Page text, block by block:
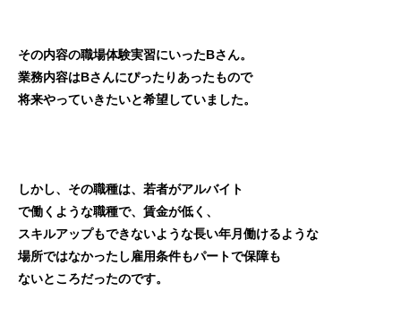
その内容の職場体験実習にいったBさん。
業務内容はBさんにぴったりあったもので
将来やっていきたいと希望していました。
しかし、その職種は、若者がアルバイト
で働くような職種で、賃金が低く、
スキルアップもできないような長い年月働けるような
場所ではなかったし雇用条件もパートで保障も
ないところだったのです。